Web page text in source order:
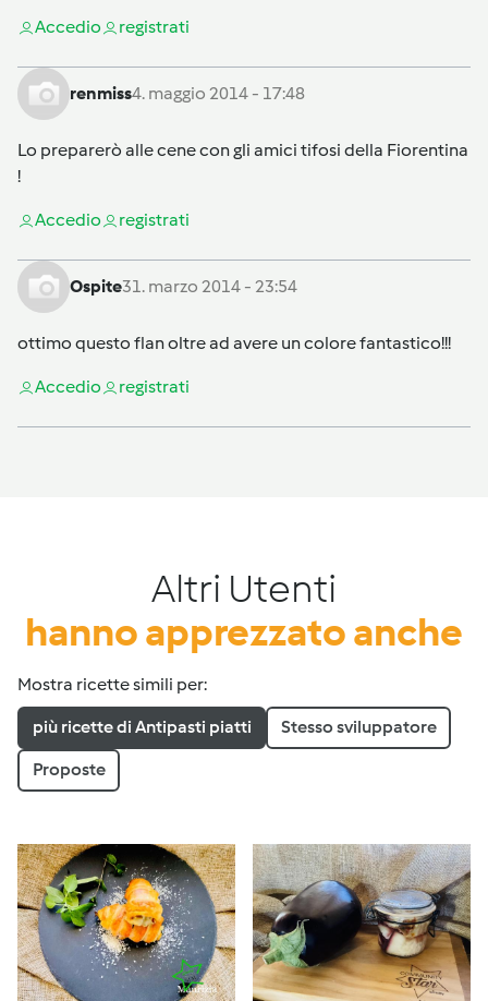
Accedio registrati
renmiss4. maggio 2014 - 17:48
Lo preparerò alle cene con gli amici tifosi della Fiorentina
!
Accedio registrati
Ospite31. marzo 2014 - 23:54
ottimo questo flan oltre ad avere un colore fantastico!!!
Accedio registrati
Altri Utenti
hanno apprezzato anche
Mostra ricette simili per:
più ricette di Antipasti piatti Stesso sviluppatore
Proposte